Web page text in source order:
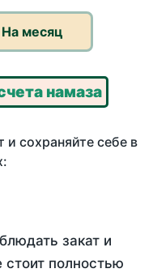
На месяц
намаза
сохраняйте себе в
закат и
стоит полностью